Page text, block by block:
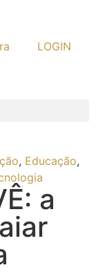
LOGIN
, Educação,
a